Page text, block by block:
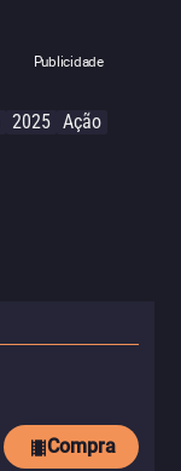
Publicidade
2025 Ação
Compra